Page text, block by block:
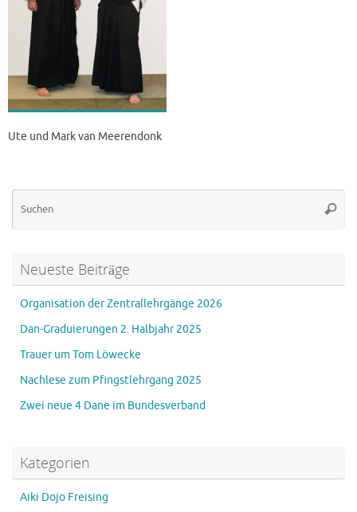
Ute und Mark van Meerendonk
Neueste Beiträge
Organisation der Zentrallehrgänge 2026
Dan-Graduierungen 2. Halbjahr 2025
Trauer um Tom Löwecke
Nachlese zum Pfingstlehrgang 2025
Zwei neue 4 Dane im Bundesverband
Kategorien
Aiki Dojo Freising